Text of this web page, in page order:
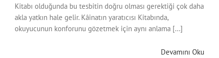
Kitabı olduğunda bu tesbitin doğru olması gerektiği çok daha
akla yatkın hale gelir. Kâinatın yaratıcısı Kitabında,
okuyucunun konforunu gözetmek için aynı anlama [...]
Devamını Oku